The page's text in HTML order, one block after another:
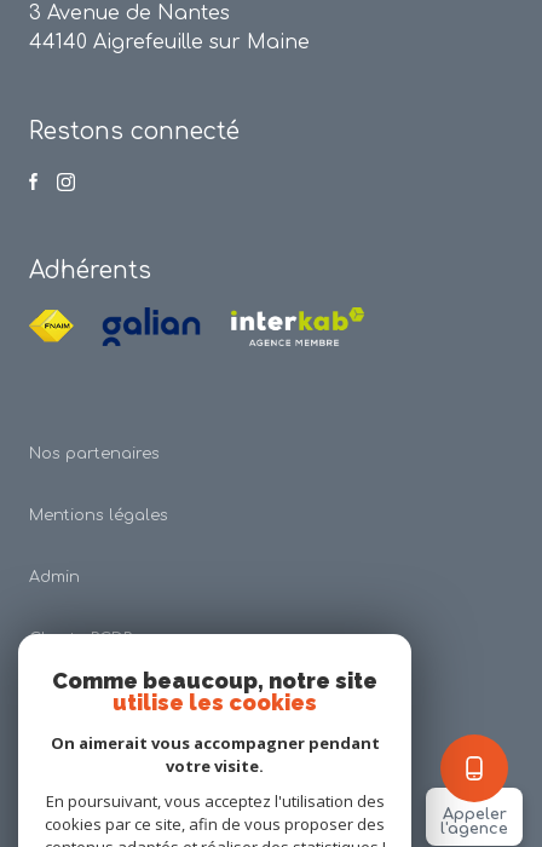
Appeler
l'agence
3 Avenue de Nantes
44140 Aigrefeuille sur Maine
Restons connecté
Adhérents
Nos partenaires
Mentions légales
Admin
Charte RGDP
Nos honoraires
Cookies
Comme beaucoup, notre site
utilise les cookies
On aimerait vous accompagner pendant
votre visite.
En poursuivant, vous acceptez l'utilisation des
cookies par ce site, afin de vous proposer des